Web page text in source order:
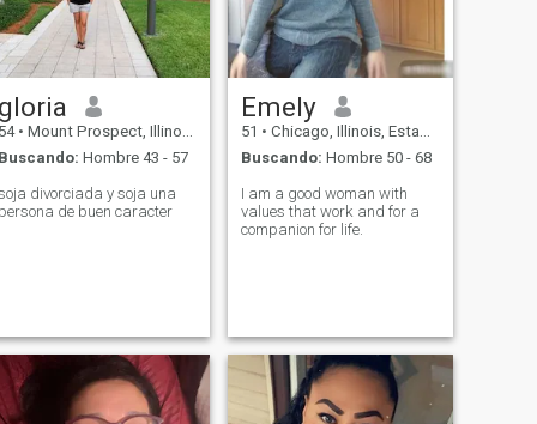
gloria
54 • Mount Prospect, Illinois, Estados Unidos
Buscando: Hombre 43 - 57
divorciada y soja una
persona de buen caracter
Emely
51 • Chicago, Illinois, Estados Unidos
Buscando: Hombre 50 - 68
I am a good woman with
values that work and for a
companion for life.